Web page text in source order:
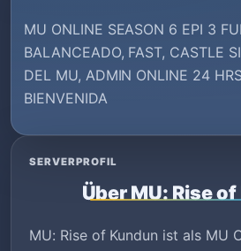
MU ONLINE SEASON 6 EPI 3
BALANCEADO, FAST, CASTLE
DEL MU, ADMIN ONLINE 24
BIENVENIDA
SERVERPROFIL
Über MU: Rise
MU: Rise of Kundun ist als MU